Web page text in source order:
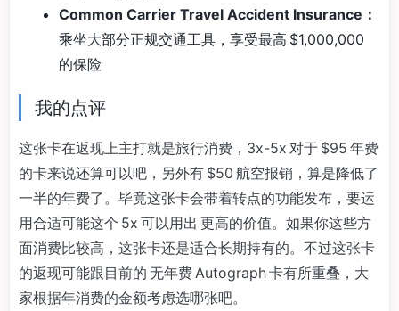
Common Carrier Travel Accident Insurance：
乘坐大部分正规交通工具，享受最高 $1,000,000
的保险
我的点评
这张卡在返现上主打就是旅行消费，3x-5x 对于 $95 年费
的卡来说还算可以吧，另外有 $50 航空报销，算是降低了
一半的年费了。毕竟这张卡会带着转点的功能发布，要运
用合适可能这个 5x 可以用出 更高的价值。如果你这些方
面消费比较高，这张卡还是适合长期持有的。不过这张卡
的返现可能跟目前的 无年费 Autograph 卡有所重叠，大
家根据年消费的金额考虑选哪张吧。